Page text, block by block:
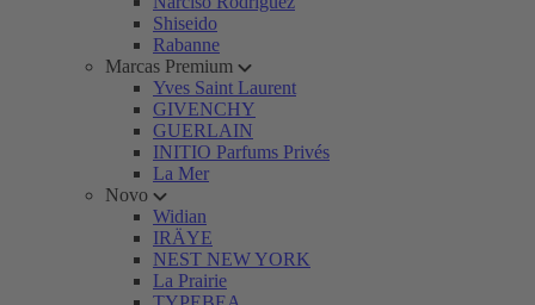
Shiseido
Rabanne
Marcas Premium
Yves Saint Laurent
GIVENCHY
GUERLAIN
INITIO Parfums Privés
La Mer
Novo
Widian
IRÄYE
NEST NEW YORK
La Prairie